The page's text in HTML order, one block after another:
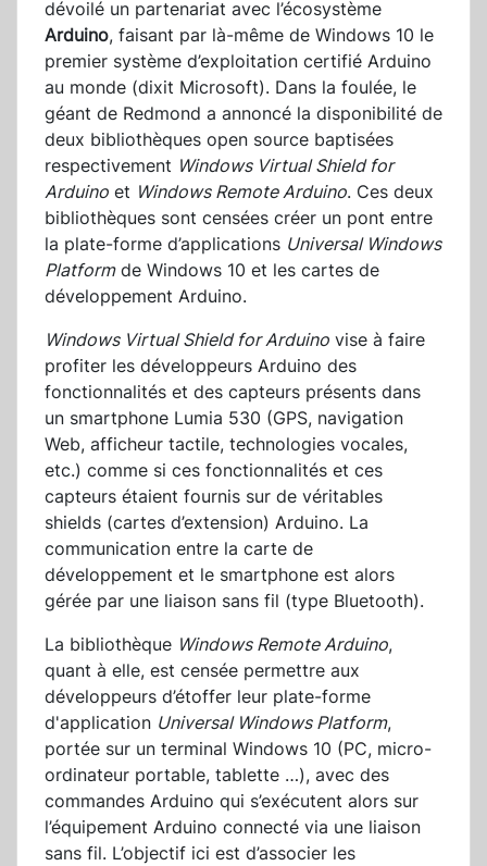
dévoilé un partenariat avec l’écosystème
Arduino, faisant par là-même de Windows 10 le
premier système d’exploitation certifié Arduino
au monde (dixit Microsoft). Dans la foulée, le
géant de Redmond a annoncé la disponibilité de
deux bibliothèques open source baptisées
respectivement Windows Virtual Shield for
Arduino et Windows Remote Arduino. Ces deux
bibliothèques sont censées créer un pont entre
la plate-forme d’applications Universal Windows
Platformde Windows 10 et les cartes de
développement Arduino.
Windows Virtual Shield for Arduino vise à faire
profiter les développeurs Arduino des
fonctionnalités et des capteurs présents dans
un smartphone Lumia 530 (GPS, navigation
Web, afficheur tactile, technologies vocales,
etc.) comme si ces fonctionnalités et ces
capteurs étaient fournis sur de véritables
shields (cartes d’extension) Arduino. La
communication entre la carte de
développement et le smartphone est alors
gérée par une liaison sans fil (type Bluetooth).
La bibliothèque Windows Remote Arduino,
quant à elle, est censée permettre aux
développeurs d’étoffer leur plate-forme
d'application Universal Windows Platform,
portée sur un terminal Windows 10 (PC, micro-
ordinateur portable, tablette …), avec des
commandes Arduino qui s’exécutent alors sur
l’équipement Arduino connecté via une liaison
sans fil. L’objectif ici est d’associer les